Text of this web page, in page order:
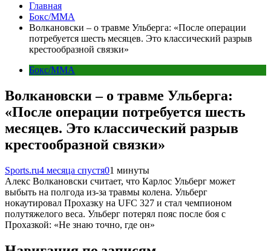
Главная
Бокс/MMA
Волкановски – о травме Ульберга: «После операции
потребуется шесть месяцев. Это классический разрыв
крестообразной связки»
Бокс/MMA
Волкановски – о травме Ульберга:
«После операции потребуется шесть
месяцев. Это классический разрыв
крестообразной связки»
Sports.ru4 месяца спустя01 минуты
Алекс Волкановски считает, что Карлос Ульберг может
выбыть на полгода из-за травмы колена. Ульберг
нокаутировал Прохазку на UFC 327 и стал чемпионом
полутяжелого веса. Ульберг потерял пояс после боя с
Прохазкой: «Не знаю точно, где он»